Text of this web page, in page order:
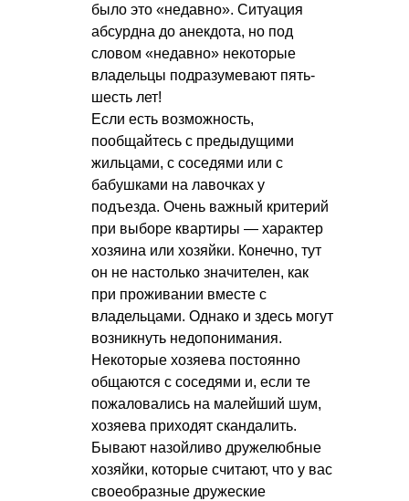
было это «недавно». Ситуация
абсурдна до анекдота, но под
словом «недавно» некоторые
владельцы подразумевают пять-
шесть лет!
Если есть возможность,
пообщайтесь с предыдущими
жильцами, с соседями или с
бабушками на лавочках у
подъезда. Очень важный критерий
при выборе квартиры — характер
хозяина или хозяйки. Конечно, тут
он не настолько значителен, как
при проживании вместе с
владельцами. Однако и здесь могут
возникнуть недопонимания.
Некоторые хозяева постоянно
общаются с соседями и, если те
пожаловались на малейший шум,
хозяева приходят скандалить.
Бывают назойливо дружелюбные
хозяйки, которые считают, что у вас
своеобразные дружеские